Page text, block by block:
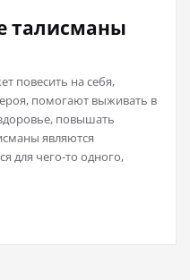
талисманы
повесить на себя,
помогают выживать в
повышать
являются
для чего-то одного,